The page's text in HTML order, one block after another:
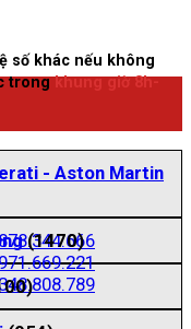
số khác nếu không
trongkhung giờ 8h-
- Aston Martin
(1470)